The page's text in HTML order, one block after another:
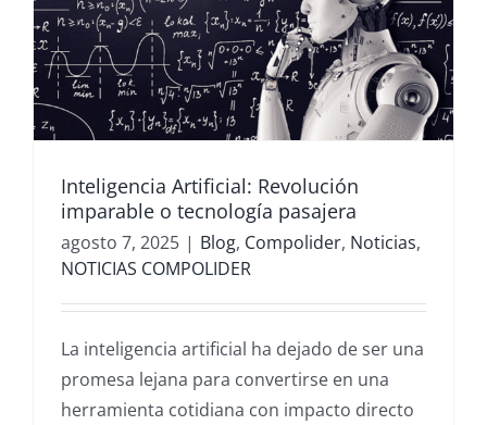
Inteligencia Artificial: Revolución
imparable o tecnología pasajera
agosto 7, 2025 | Blog, Compolider, Noticias,
NOTICIAS COMPOLIDER
La inteligencia artificial ha dejado de ser una
promesa lejana para convertirse en una
herramienta cotidiana con impacto directo